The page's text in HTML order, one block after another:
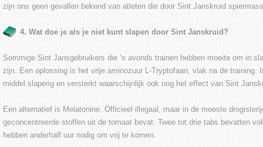
zijn ons geen gevallen bekend van atleten die door Sint Janskruid
4. Wat doe je als je niet kunt slapen door Sint Janskruid?
Sommige Sint Jansgebruikers die ’s avonds trainen hebben moeite om in
zijn. Een oplossing is het vrije aminozuur L-Tryptofaan, vlak na de training.
middel slaperig en versterkt waarschijnlijk ook nog het effect van Sint
Een alternatief is Melatonine. Officieel illegaal, maar in de meeste
geconcentreerde stoffen uit de tomaat bevat. Twee tot drie tabs bevatten
hebben anderhalf uur nodig om vrij te komen.